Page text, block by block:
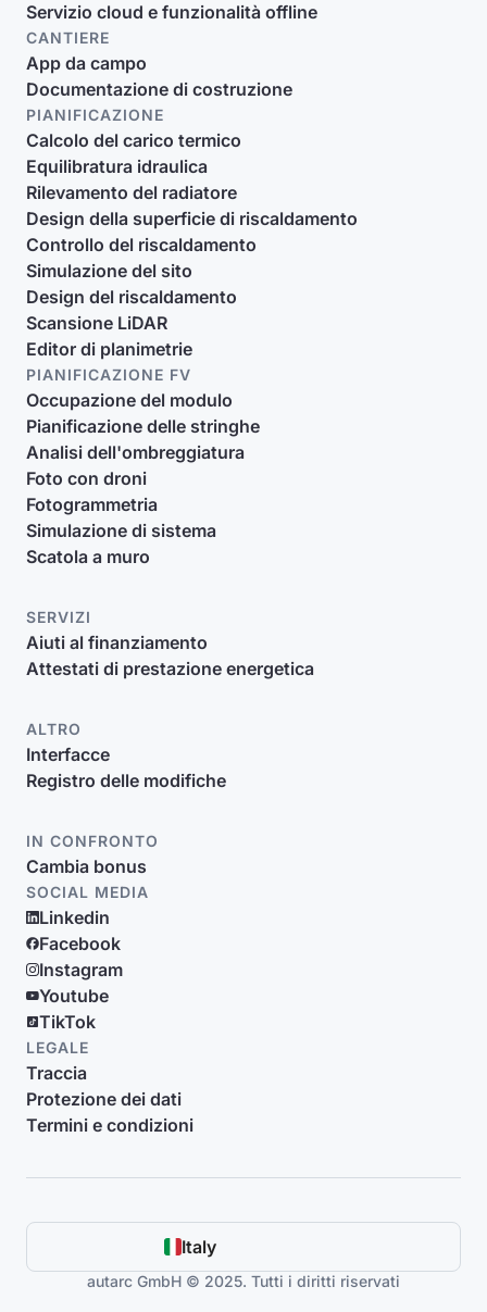
Servizio cloud e funzionalità offline
CANTIERE
App da campo
Documentazione di costruzione
PIANIFICAZIONE
Calcolo del carico termico
Equilibratura idraulica
Rilevamento del radiatore
Design della superficie di riscaldamento
Controllo del riscaldamento
Simulazione del sito
Design del riscaldamento
Scansione LiDAR
Editor di planimetrie
PIANIFICAZIONE FV
Occupazione del modulo
Pianificazione delle stringhe
Analisi dell'ombreggiatura
Foto con droni
Fotogrammetria
Simulazione di sistema
Scatola a muro
SERVIZI
Aiuti al finanziamento
Attestati di prestazione energetica
ALTRO
Interfacce
Registro delle modifiche
IN CONFRONTO
Cambia bonus
SOCIAL MEDIA
Linkedin
Facebook
Instagram
Youtube
TikTok
LEGALE
Traccia
Protezione dei dati
Termini e condizioni
Italy
autarc GmbH © 2025. Tutti i diritti riservati